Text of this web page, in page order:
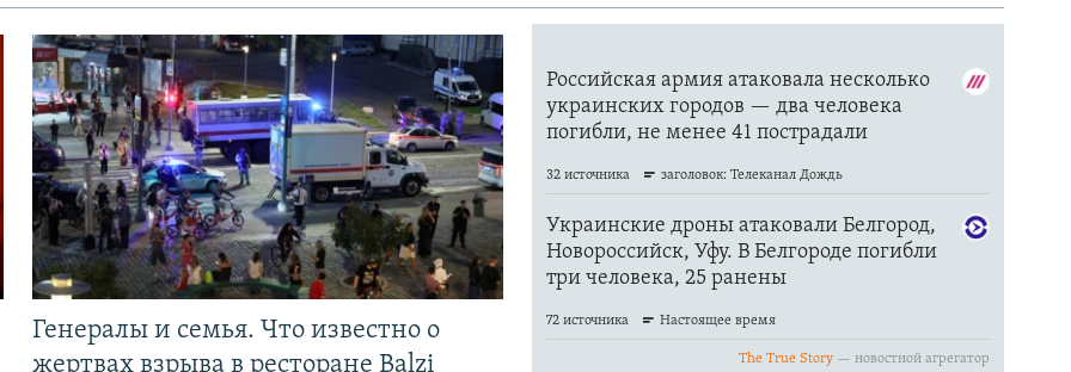
Генералы и семья. Что известно о
жертвах взрыва в ресторане Balzi